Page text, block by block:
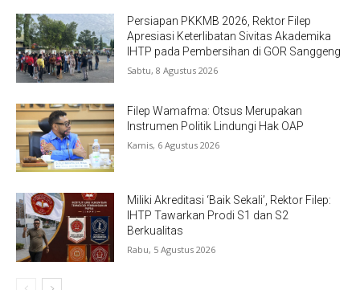
Persiapan PKKMB 2026, Rektor Filep
Apresiasi Keterlibatan Sivitas Akademika
IHTP pada Pembersihan di GOR Sanggeng
Sabtu, 8 Agustus 2026
Filep Wamafma: Otsus Merupakan
Instrumen Politik Lindungi Hak OAP
Kamis, 6 Agustus 2026
Miliki Akreditasi ‘Baik Sekali’, Rektor Filep:
IHTP Tawarkan Prodi S1 dan S2
Berkualitas
Rabu, 5 Agustus 2026